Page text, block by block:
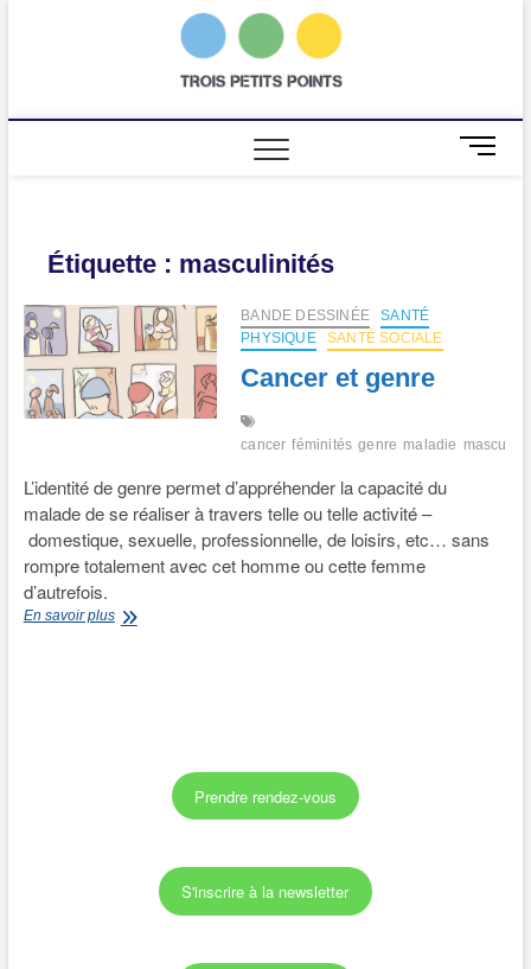
points M
Étiquette : masculinités
BANDE DESSINÉE
SANTÉ
PHYSIQUE
SANTÉ SOCIALE
Cancer et genre
cancer féminités genre maladie
L’identité de genre permet d’appréhender la capacité du
malade de se réaliser à travers telle ou telle activité –
domestique, sexuelle, professionnelle, de loisirs, etc… sans
rompre totalement avec cet homme ou cette femme
d’autrefois.
En savoir plusCancer
Prendre rendez-vous
S'inscrire à la newsletter